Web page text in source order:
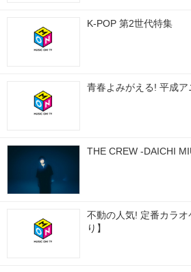
K-POP 第2世代特集
青春よみがえる! 平成
THE CREW -DAICHI
不動の人気! 定番カラ
り】